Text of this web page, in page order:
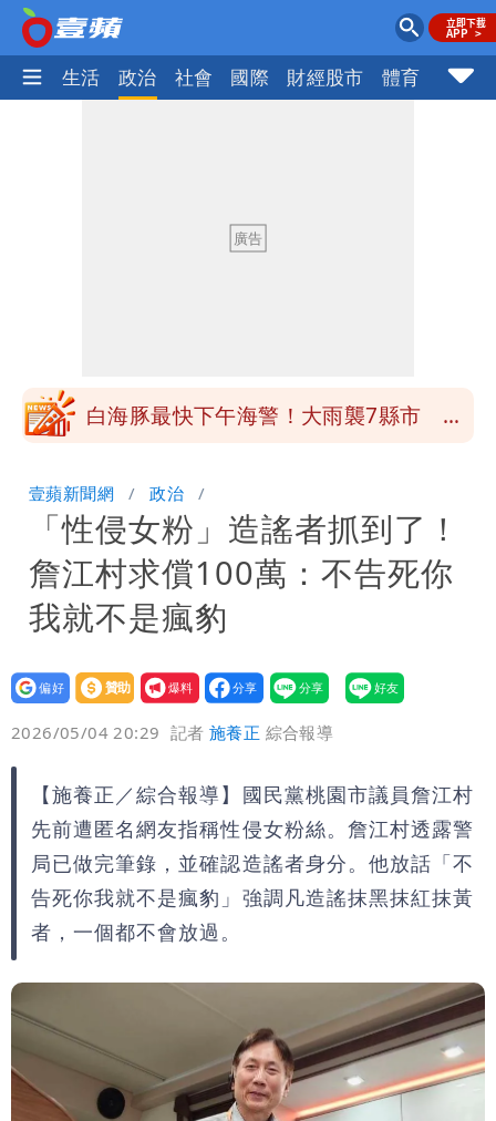
尚 生活 政治 社會 國際 財經股市 體育 壹蘋
白海豚路徑「搖擺」 暴風圈估擦沿岸！
人身體卻僵硬」
白海豚最快下午海警！大雨襲7縣市 明
可能籠罩4縣市
壹蘋新聞網 政治
「性侵女粉」造謠者抓到了！
詹江村求償100萬：不告死你
我就不是瘋豹
設為
贊助
我要
爆料
2026/05/04 20:29 記者施養正 綜合報導
【施養正／綜合報導】國民黨桃園市議員詹江村
先前遭匿名網友指稱性侵女粉絲。詹江村透露警
局已做完筆錄，並確認造謠者身分。他放話「不
告死你我就不是瘋豹」強調凡造謠抹黑抹紅抹黃
者，一個都不會放過。